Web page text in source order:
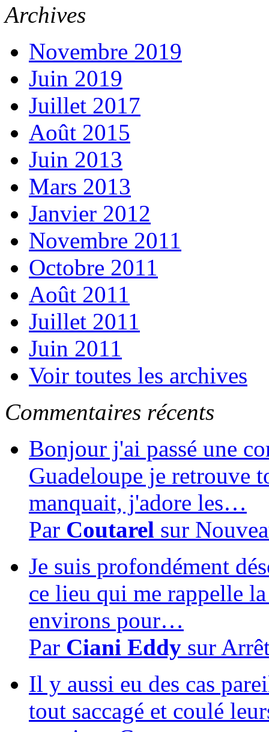
Archives
Novembre 2019
Juin 2019
Juillet 2017
Août 2015
Juin 2013
Mars 2013
Janvier 2012
Novembre 2011
Octobre 2011
Août 2011
Juillet 2011
Juin 2011
Voir toutes les archives
Commentaires récents
Bonjour j'ai passé une
Guadeloupe je retrouve
manquait, j'adore les…
Par Coutarel sur
Je suis profondément
ce lieu qui me rappelle
environs pour…
Par Ciani Eddy sur
Il y aussi eu des cas
tout saccagé et coulé